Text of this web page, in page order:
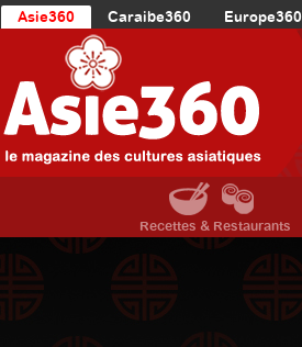
Asie360 Caraibe360 Europe360
Recettes & Restaurants